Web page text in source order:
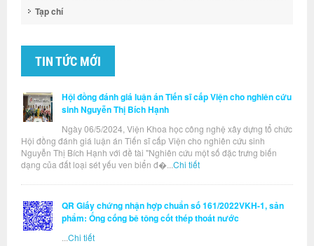
Tạp chí
TIN TỨC MỚI
Hội đồng đánh giá luận án Tiến sĩ cấp Viện cho nghiên cứu
sinh Nguyễn Thị Bích Hạnh
Ngày 06/5/2024, Viện Khoa học công nghệ xây dựng tổ chức
Hội đồng đánh giá luận án Tiến sĩ cấp Viện cho nghiên cứu sinh
Nguyễn Thị Bích Hạnh với đề tài "Nghiên cứu một số đặc trưng biến
dạng của đất loại sét yếu ven biển đ�... Chi tiết
QR Giấy chứng nhận hợp chuẩn số 161/2022VKH-1, sản
phẩm: Ống cống bê tông cốt thép thoát nước
Chi tiết